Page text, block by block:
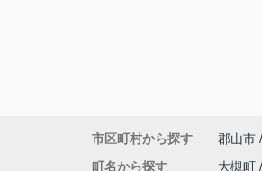
市区町村から探す 郡山市
町名から探す
大槻町